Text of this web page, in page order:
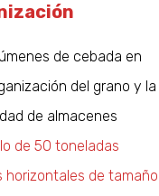
de cebada en
del grano y la
de almacenes
de 50 toneladas
horizontales de tamaño